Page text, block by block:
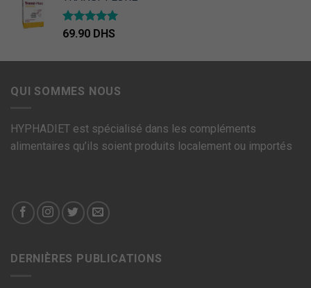
Note4.67
69.90 DHS
QUI SOMMES NOUS
HYPHADIET est spécialisé dans les compléments
alimentaires qu’ils soient produits localement ou importés
DERNIÈRES PUBLICATIONS